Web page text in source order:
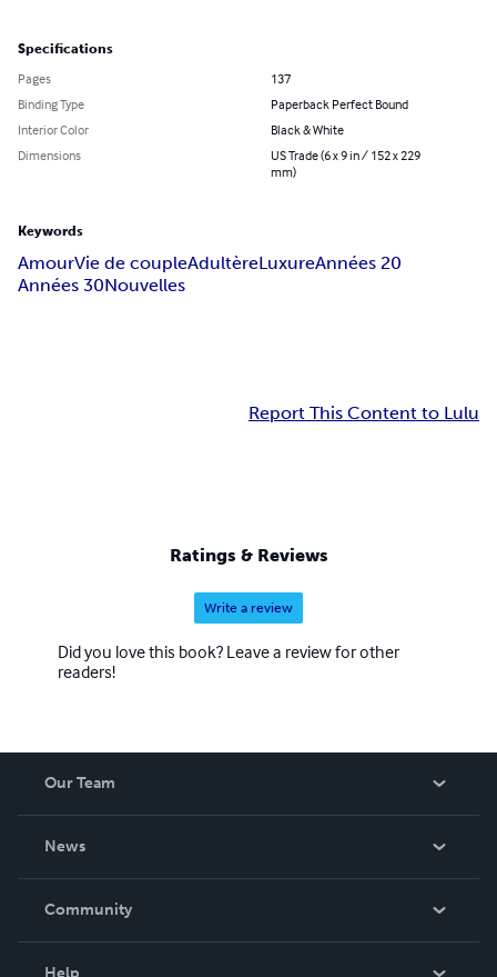
Specifications
Pages
137
Binding Type
Paperback Perfect Bound
Interior Color
Black & White
Dimensions
US Trade (6 x 9 in / 152 x 229
mm)
Keywords
AmourVie de coupleAdultèreLuxureAnnées 20
Années 30Nouvelles
Report This Content to Lulu
Ratings & Reviews
Write a review
Did you love this book? Leave a review for other
readers!
Our Team
News
In The News
Community
Help